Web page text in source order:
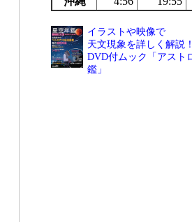
イラストや映像で
天文現象を詳しく解説！
DVD付ムック「アスト
鑑」